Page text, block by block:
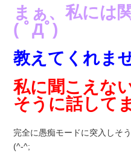
まぁ、私には
( ﾟДﾟ)
教えてくれま
私に聞こえな
そうに話して
完全に愚痴モードに突入しそ
(^-^;